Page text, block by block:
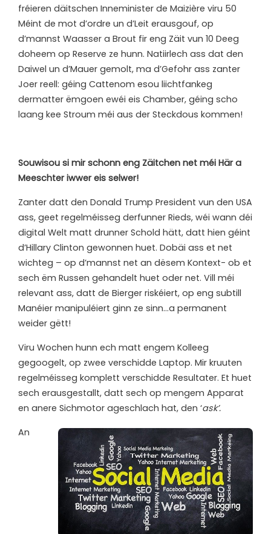
fréieren däitschen Inneminister de Maizière viru 50
Méint de mot d’ordre un d’Leit erausgouf, op
d’mannst Waasser a Brout fir eng Zäit vun 10 Deeg
doheem op Reserve ze hunn. Natiirlech ass dat den
Daiwel un d’Mauer gemolt, ma d’Gefohr ass zanter
Joer reell: géing Cattenom esou liichtfankeg
dermatter ëmgoen ewéi eis Chamber, géing scho
laang kee Stroum méi aus der Steckdous kommen!
Souwisou si mir schonn eng Zäitchen net méi Här a
Meeschter iwwer eis selwer!
Zanter datt den Donald Trump President vun den USA
ass, geet regelméisseg derfunner Rieds, wéi wann déi
digital Welt matt drunner Schold hätt, datt hien géint
d’Hillary Clinton gewonnen huet. Dobäi ass et net
wichteg – op d’mannst net an dësem Kontext- ob et
sech ëm Russen gehandelt huet oder net. Vill méi
relevant ass, datt de Bierger riskéiert, op eng subtill
Manéier manipuléiert ginn ze sinn…a permanent
weider gëtt!
Viru Wochen hunn ech matt engem Kolleeg
gegoogelt, op zwee verschidde Laptop. Mir kruuten
regelméisseg komplett verschidde Resultater. Et huet
sech erausgestallt, datt sech op mengem Apparat
en anere Sichmotor ageschlach hat, den ‘ask’.
An